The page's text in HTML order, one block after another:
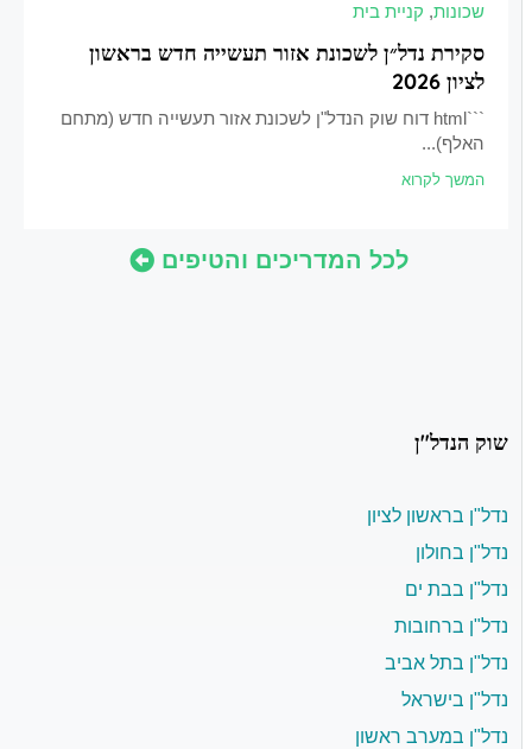
שכונות,קניית בית
סקירת נדל״ן לשכונת אזור תעשייה חדש בראשון
לציון 2026
```html דוח שוק הנדל"ן לשכונת אזור תעשייה חדש (מתחם
האלף)...
המשך לקרוא
לכל המדריכים והטיפים
שוק הנדל"ן
נדל"ן בראשון לציון
נדל"ן בחולון
נדל"ן בבת ים
נדל"ן ברחובות
נדל"ן בתל אביב
נדל"ן בישראל
נדל"ן במערב ראשון